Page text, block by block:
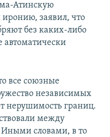
Атинскую
заявил, что
без каких-либо
автоматически
все союзные
независимых
нерушимость границ.
между
словами, в то